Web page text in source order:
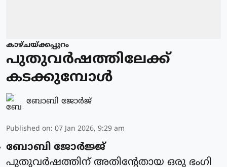
കാഴ്ചയ്ക്കപ്പുറം
പുതുവര്‍ഷത്തിലേക്ക്
കടക്കുമ്പോള്‍
ബോബി ജോര്‍ജ്
Published on: 07 Jan 2026, 9:29 am
ബോബി ജോര്‍ജ്ജ്
പുതുവര്‍ഷത്തിന് അതിന്റേതായ ഒരു ഭംഗി